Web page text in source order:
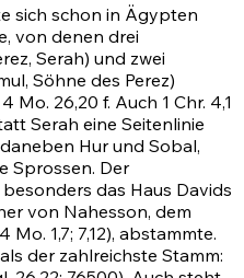
sich schon in Ägypten
von denen drei
Serah) und zwei
Söhne des Perez)
4 Mo. 26,20 f. Auch 1 Chr. 4,1
Serah eine Seitenlinie
Hur und Sobal,
Sprossen. Der
besonders das Haus Davids
von Nahesson, dem
Mo. 1,7; 7,12), abstammte.
der zahlreichste Stamm: